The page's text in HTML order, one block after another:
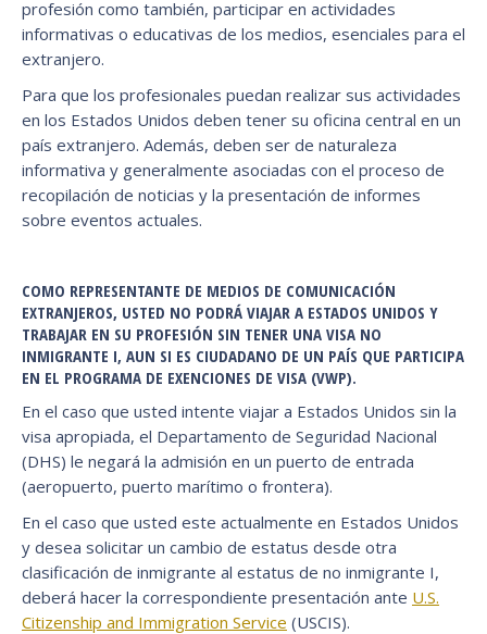
profesión como también, participar en actividades
informativas o educativas de los medios, esenciales para el
extranjero.
Para que los profesionales puedan realizar sus actividades
en los Estados Unidos deben tener su oficina central en un
país extranjero. Además, deben ser de naturaleza
informativa y generalmente asociadas con el proceso de
recopilación de noticias y la presentación de informes
sobre eventos actuales.
COMO REPRESENTANTE DE MEDIOS DE COMUNICACIÓN
EXTRANJEROS, USTED NO PODRÁ VIAJAR A ESTADOS UNIDOS Y
TRABAJAR EN SU PROFESIÓN SIN TENER UNA VISA NO
INMIGRANTE I, AUN SI ES CIUDADANO DE UN PAÍS QUE PARTICIPA
EN EL PROGRAMA DE EXENCIONES DE VISA (VWP).
En el caso que usted intente viajar a Estados Unidos sin la
visa apropiada, el Departamento de Seguridad Nacional
(DHS) le negará la admisión en un puerto de entrada
(aeropuerto, puerto marítimo o frontera).
En el caso que usted este actualmente en Estados Unidos
y desea solicitar un cambio de estatus desde otra
clasificación de inmigrante al estatus de no inmigrante I,
deberá hacer la correspondiente presentación ante U.S.
Citizenship and Immigration Service (USCIS).